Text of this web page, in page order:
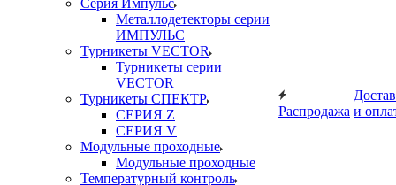
Серия Импульс
Металлодетекторы серии
ИМПУЛЬС
Турникеты VECTOR
Турникеты серии
VECTOR
Турникеты СПЕКТР
СЕРИЯ Z
СЕРИЯ V
Модульные проходные
Модульные проходные
Температурный контроль
Распродажа и